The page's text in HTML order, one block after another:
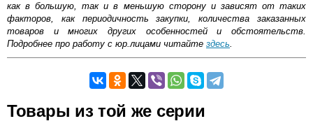
как в большую, так и в меньшую сторону и зависят от таких
факторов, как периодичность закупки, количества заказанных
товаров и многих других особенностей и обстоятельств.
Подробнее про работу с юр.лицами читайте здесь.
Оставьте отзыв
Товары из той же серии